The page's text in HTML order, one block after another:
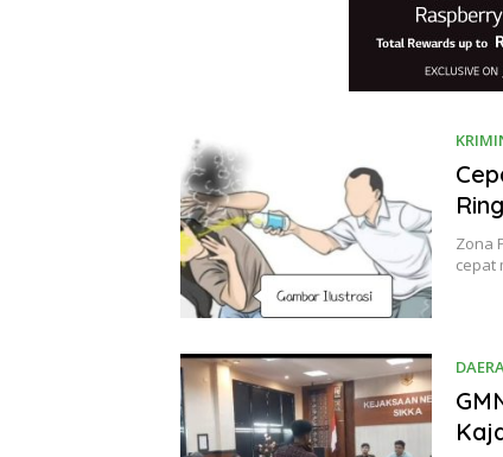
Zona
cepat